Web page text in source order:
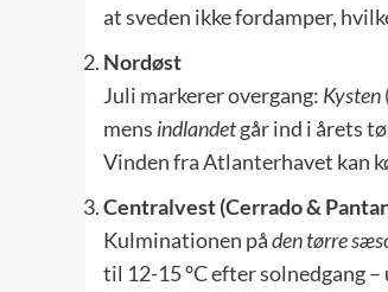
at sveden ikke fordamper,
Nordøst
Juli markerer overgang: Kysten
mens indlandetgår ind i årets
Vinden fra Atlanterhavet kan
Centralvest (Cerrado &
Kulminationen påden tørre
til 12-15 °C efter solnedgang